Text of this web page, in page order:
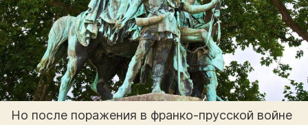
Но после поражения в франко-прусской войне